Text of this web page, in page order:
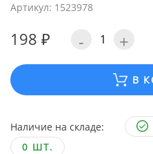
Артикул: 1523978
198 ₽ - +
В
Наличие на складе:
0 ШТ.